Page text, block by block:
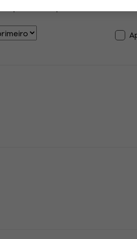
um produto nosso.